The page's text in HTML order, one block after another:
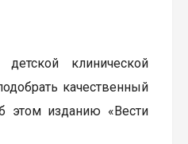
клинической
качественный
этом изданию «Вести